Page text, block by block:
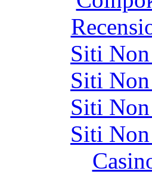
Siti
Siti
Siti
Siti